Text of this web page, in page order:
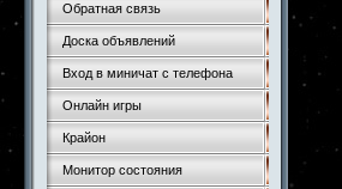
Обратная связь
Доска объявлений
Вход в миничат с телефона
Онлайн игры
Крайон
Монитор состояния